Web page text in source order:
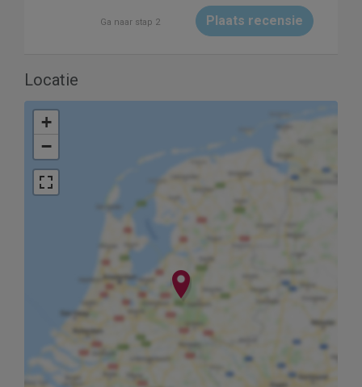
Ga naar stap 2 Plaats recensie
Locatie
+
−